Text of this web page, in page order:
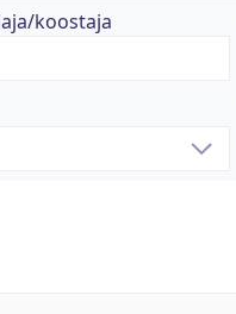
koostaja